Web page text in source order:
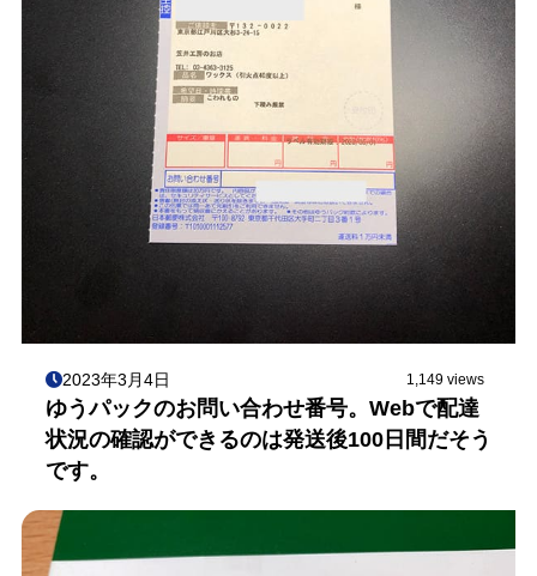
2023年3月4日 1,149 views
ゆうパックのお問い合わせ番号。Webで配達
状況の確認ができるのは発送後100日間だそう
です。